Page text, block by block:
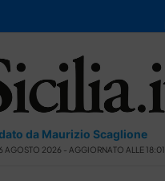
da Maurizio Scaglione
AGOSTO 2026 - AGGIORNATO ALLE 18:01